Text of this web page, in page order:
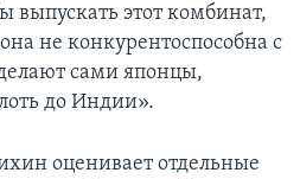
выпускать этот комбинат,
не конкурентоспособна с
сами японцы,
до Индии».
оценивает отдельные